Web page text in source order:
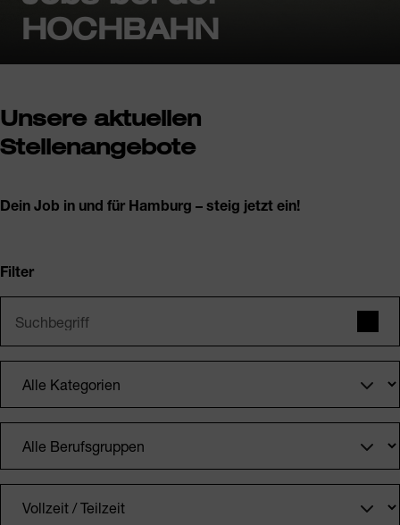
HOCHBAHN
Unsere aktuellen
Stellenangebote
Dein Job in und für Hamburg – steig jetzt ein!
Filter